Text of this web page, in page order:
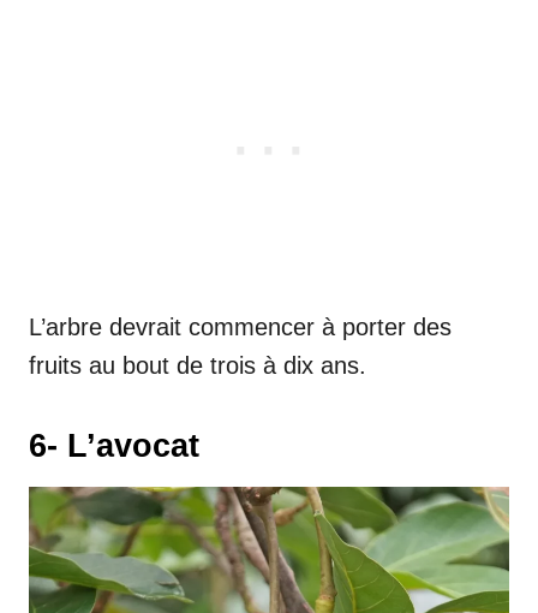
L’arbre devrait commencer à porter des
fruits au bout de trois à dix ans.
6- L’avocat